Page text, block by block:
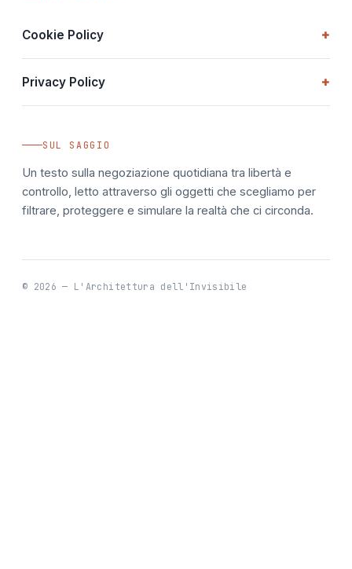
Cookie Policy +
editoriale. Non utilizza cookie di profilazione, analytics o
marketing di terze parti. Non viene salvato alcun dato di
Privacy Policy +
contatto, tracciamento o servizi esterni che richiedano
informazioni identificative.
SUL SAGGIO
Un testo sulla negoziazione quotidiana tra libertà e
controllo, letto attraverso gli oggetti che scegliamo per
filtrare, proteggere e simulare la realtà che ci circonda.
© 2026 — L'Architettura dell'Invisibile